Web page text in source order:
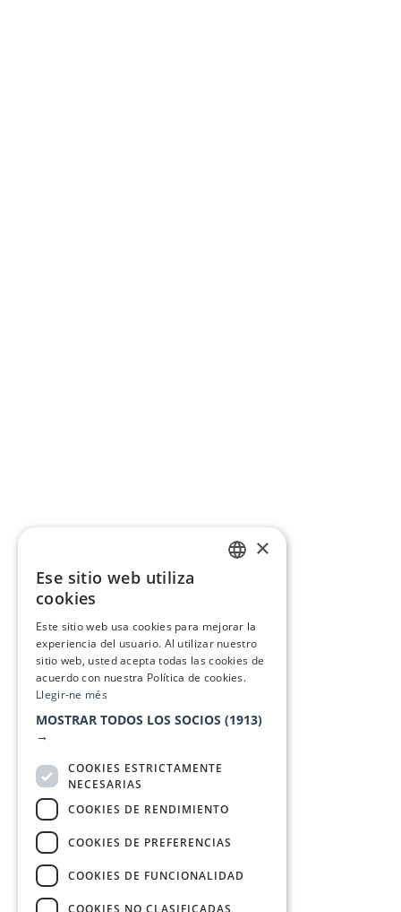
×
Ese sitio web utiliza
cookies
Este sitio web usa cookies para mejorar la
experiencia del usuario. Al utilizar nuestro
sitio web, usted acepta todas las cookies de
acuerdo con nuestra Política de cookies.
Llegir-ne més
MOSTRAR TODOS LOS SOCIOS (1913)
→
COOKIES ESTRICTAMENTE
NECESARIAS
COOKIES DE RENDIMIENTO
COOKIES DE PREFERENCIAS
COOKIES DE FUNCIONALIDAD
COOKIES NO CLASIFICADAS